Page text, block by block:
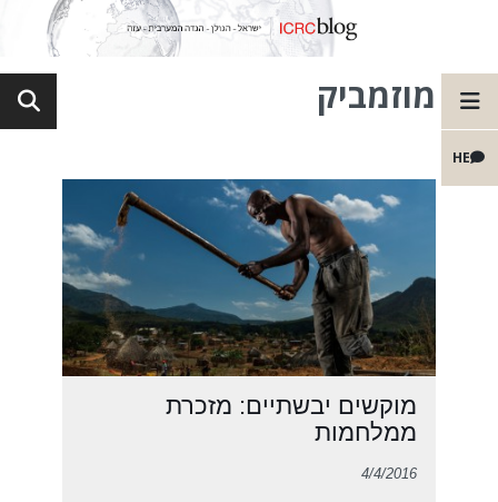
HE
מוזמביק
מוקשים יבשתיים: מזכרת
ממלחמות
4/4/2016